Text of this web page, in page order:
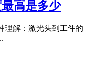
高是多少
理解：激光头到工件的